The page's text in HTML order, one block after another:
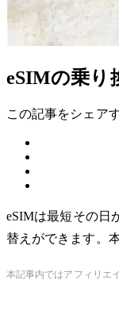
eSIMの乗り
この記事をシェア
eSIMは最短その日
替えができます。
本記事内ではアフィリエ